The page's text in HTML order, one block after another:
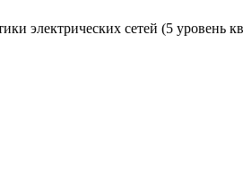
электрических сетей (5 уровень